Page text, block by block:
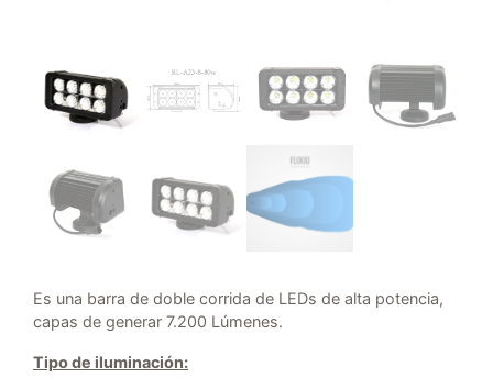
Es una barra de doble corrida de LEDs de alta potencia,
capas de generar 7.200 Lúmenes.
Tipo de iluminación: